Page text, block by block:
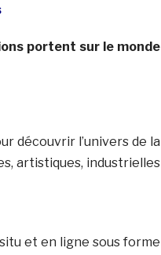
portent sur le monde
découvrir l’univers de la
artistiques, industrielles
et en ligne sous forme